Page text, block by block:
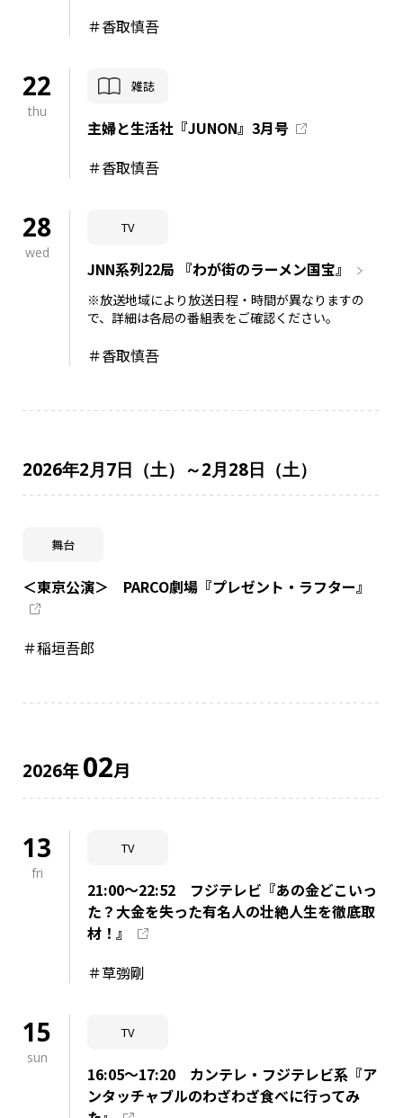
＃香取慎吾
22
thu
雑誌
主婦と生活社『JUNON』3月号
＃香取慎吾
28
wed
TV
JNN系列22局 『わが街のラーメン国宝』
※放送地域により放送日程・時間が異なりますの
で、詳細は各局の番組表をご確認ください。
＃香取慎吾
2026年2月7日（土）～2月28日（土）
舞台
＜東京公演＞ PARCO劇場『プレゼント・ラフター』
＃稲垣吾郎
2026年02月
13
fri
TV
21:00～22:52 フジテレビ『あの金どこいっ
た？大金を失った有名人の壮絶人生を徹底取
材！』
＃草彅剛
15
sun
TV
16:05～17:20 カンテレ・フジテレビ系『ア
ンタッチャブルのわざわざ食べに行ってみ